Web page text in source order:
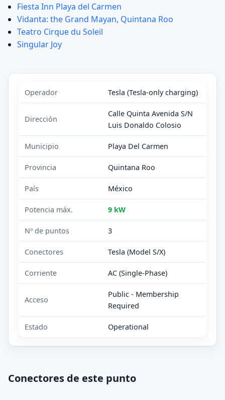
Fiesta Inn Playa del Carmen
Vidanta: the Grand Mayan, Quintana Roo
Teatro Cirque du Soleil
Singular Joy
Operador Tesla (Tesla-only charging)
Dirección
Calle Quinta Avenida S/N
Luis Donaldo Colosio
Municipio Playa Del Carmen
Provincia Quintana Roo
País México
Potencia máx. 9 kW
Nº de puntos 3
Conectores Tesla (Model S/X)
Corriente AC (Single-Phase)
Acceso
Public - Membership
Required
Estado Operational
Conectores de este punto